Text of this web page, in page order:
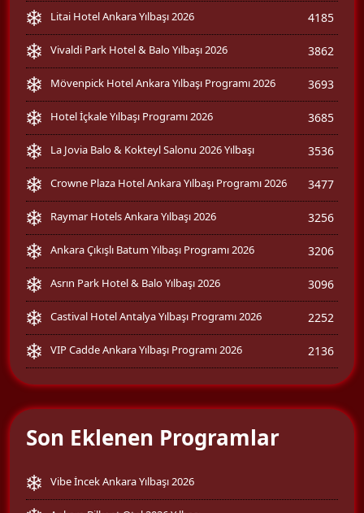
Litai Hotel Ankara Yılbaşı 2026 4185
Vivaldi Park Hotel & Balo Yılbaşı 2026 3862
Mövenpick Hotel Ankara Yılbaşı Programı 2026 3693
Hotel İçkale Yılbaşı Programı 2026 3685
La Jovia Balo & Kokteyl Salonu 2026 Yılbaşı 3536
Crowne Plaza Hotel Ankara Yılbaşı Programı 2026 3477
Raymar Hotels Ankara Yılbaşı 2026 3256
Ankara Çıkışlı Batum Yılbaşı Programı 2026 3206
Asrın Park Hotel & Balo Yılbaşı 2026 3096
Castival Hotel Antalya Yılbaşı Programı 2026 2252
VIP Cadde Ankara Yılbaşı Programı 2026 2136
Son Eklenen Programlar
Vibe İncek Ankara Yılbaşı 2026